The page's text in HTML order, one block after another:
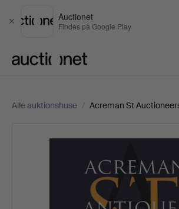
Luk
Auctionet
Findes på Google Play
Alle auktionshuse / Acreman St
Acreman
Auctioneers